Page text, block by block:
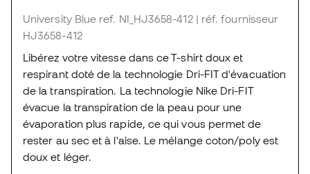
University Blue ref. NI_HJ3658-412 | réf. fournisseur
HJ3658-412
Libérez votre vitesse dans ce T-shirt doux et
respirant doté de la technologie Dri-FIT d'évacuation
de la transpiration. La technologie Nike Dri-FIT
évacue la transpiration de la peau pour une
évaporation plus rapide, ce qui vous permet de
rester au sec et à l'aise. Le mélange coton/poly est
doux et léger.